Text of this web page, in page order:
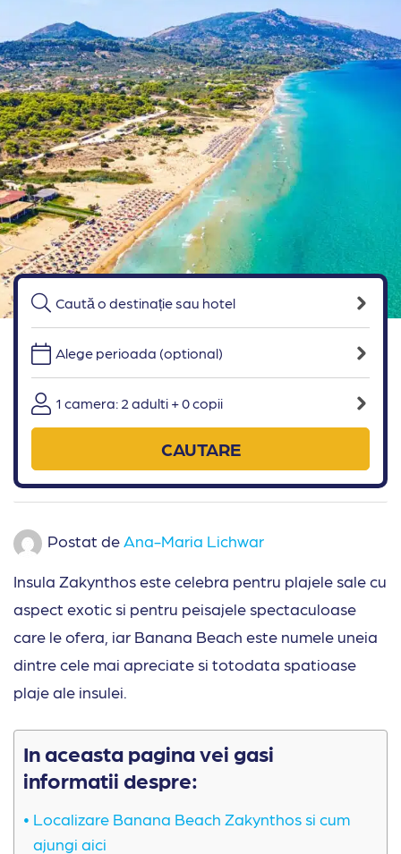
Alege perioada (optional)
1 camera: 2 adulti + 0 copii
CAUTARE
Postat de Ana-Maria Lichwar
Insula Zakynthos este celebra pentru plajele sale cu
aspect exotic si pentru peisajele spectaculoase
care le ofera, iar Banana Beach este numele uneia
dintre cele mai apreciate si totodata spatioase
plaje ale insulei.
In aceasta pagina vei gasi
informatii despre:
Localizare Banana Beach Zakynthos si cum
ajungi aici